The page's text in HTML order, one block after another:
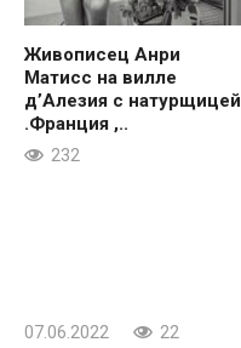
Живописец Анри
Матисс на вилле
д’Алезия с натурщицей
.Франция ,..
232
07.06.2022 22